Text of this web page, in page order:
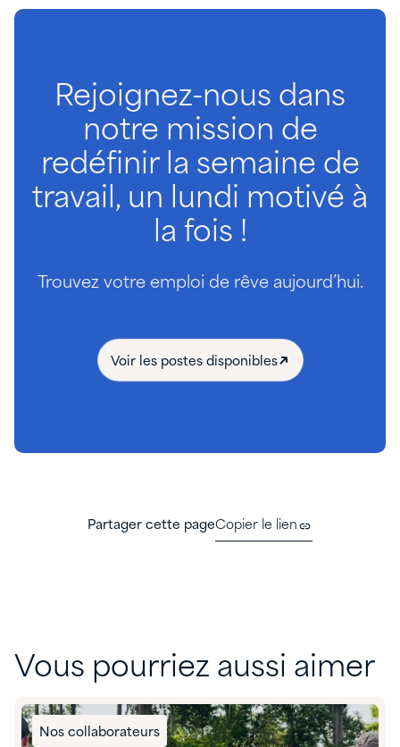
Rejoignez-nous dans
notre mission de
redéfinir la semaine de
travail, un lundi motivé à
la fois !
Trouvez votre emploi de rêve aujourd’hui.
Voir les postes disponibles
Partager cette pageCopier le lien
Vous pourriez aussi aimer
Nos collaborateurs